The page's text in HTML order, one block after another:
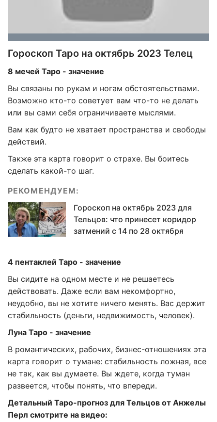
Гороскоп Таро на октябрь 2023 Телец
8 мечей Таро - значение
Вы связаны по рукам и ногам обстоятельствами.
Возможно кто-то советует вам что-то не делать
или вы сами себя ограничиваете мыслями.
Вам как будто не хватает пространства и свободы
действий.
Также эта карта говорит о страхе. Вы боитесь
сделать какой-то шаг.
РЕКОМЕНДУЕМ:
Гороскоп на октябрь 2023 для
Тельцов: что принесет коридор
затмений с 14 по 28 октября
4 пентаклей Таро - значение
Вы сидите на одном месте и не решаетесь
действовать. Даже если вам некомфортно,
неудобно, вы не хотите ничего менять. Вас держит
стабильность (деньги, недвижимость, человек).
Луна Таро - значение
В романтических, рабочих, бизнес-отношениях эта
карта говорит о тумане: стабильность ложная, все
не так, как вы думаете. Вы ждете, когда туман
развеется, чтобы понять, что впереди.
Детальный Таро-прогноз для Тельцов от Анжелы
Перл смотрите на видео: